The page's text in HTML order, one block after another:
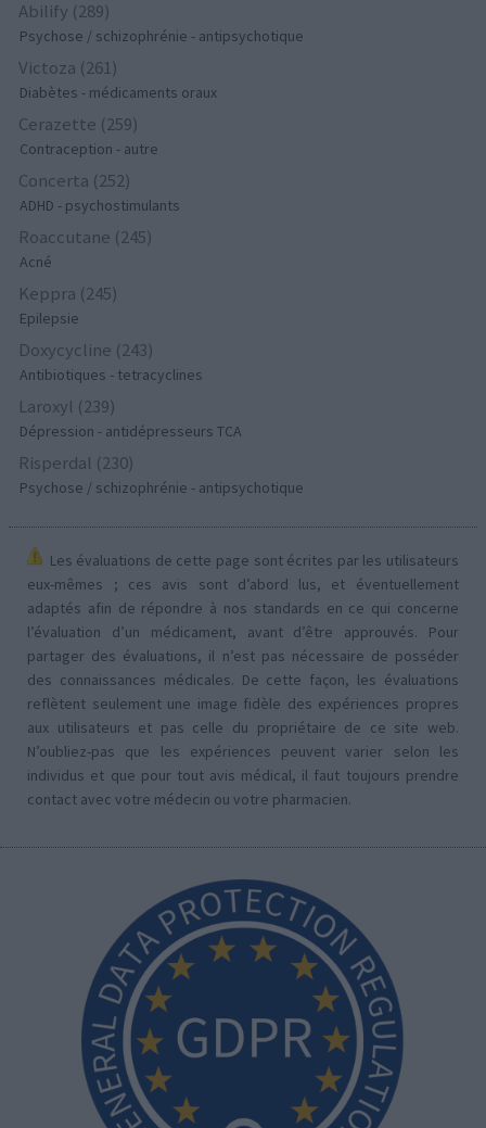
Abilify (289)
Psychose / schizophrénie - antipsychotique
Victoza (261)
Diabètes - médicaments oraux
Cerazette (259)
Contraception - autre
Concerta (252)
ADHD - psychostimulants
Roaccutane (245)
Acné
Keppra (245)
Epilepsie
Doxycycline (243)
Antibiotiques - tetracyclines
Laroxyl (239)
Dépression - antidépresseurs TCA
Risperdal (230)
Psychose / schizophrénie - antipsychotique
Les évaluations de cette page sont écrites par les utilisateurs
eux-mêmes ; ces avis sont d’abord lus, et éventuellement
adaptés afin de répondre à nos standards en ce qui concerne
l’évaluation d’un médicament, avant d’être approuvés. Pour
partager des évaluations, il n’est pas nécessaire de posséder
des connaissances médicales. De cette façon, les évaluations
reflètent seulement une image fidèle des expériences propres
aux utilisateurs et pas celle du propriétaire de ce site web.
N’oubliez-pas que les expériences peuvent varier selon les
individus et que pour tout avis médical, il faut toujours prendre
contact avec votre médecin ou votre pharmacien.